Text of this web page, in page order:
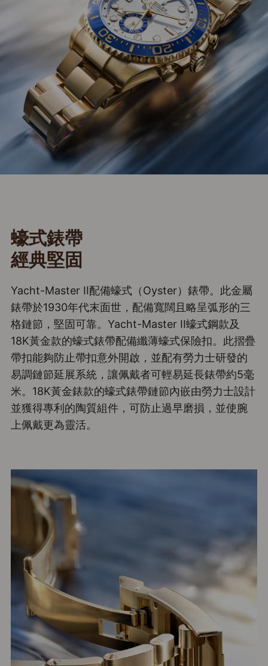
蠔式錶帶
經典堅固
Yacht-Master II配備蠔式（Oyster）錶帶。此金屬
錶帶於1930年代末面世，配備寬闊且略呈弧形的三
格鏈節，堅固可靠。Yacht-Master II蠔式鋼款及
18K黃金款的蠔式錶帶配備纖薄蠔式保險扣。此摺疊
帶扣能夠防止帶扣意外開啟，並配有勞力士研發的
易調鏈節延展系統，讓佩戴者可輕易延長錶帶約5毫
米。18K黃金錶款的蠔式錶帶鏈節內嵌由勞力士設計
並獲得專利的陶質組件，可防止過早磨損，並使腕
上佩戴更為靈活。